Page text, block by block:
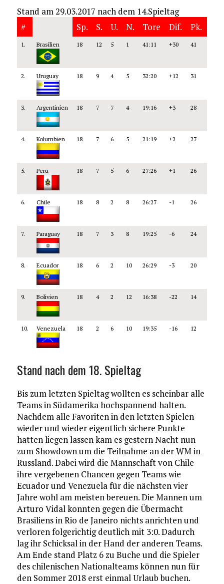
Stand am 29.03.2017 nach dem 14.Spieltag
#
Sp. S. U. N. Tore Dif. Pk.
1. Brasilien 18 12 5 1 41:11 +30 41
2. Uruguay 18 9 4 5 32:20 +12 31
3. Argentinien 18 7 7 4 19:16 +3 28
4. Kolumbien 18 7 6 5 21:19 +2 27
5. Peru 18 7 5 6 27:26 +1 26
6. Chile 18 8 2 8 26:27 -1 26
7. Paraguay 18 7 3 8 19:25 -6 24
8. Ecuador 18 6 2 10 26:29 -3 20
9. Bolivien 18 4 2 12 16:38 -22 14
10. Venezuela 18 2 6 10 19:35 -16 12
Stand nach dem 18. Spieltag
Bis zum letzten Spieltag wollten es scheinbar alle
Teams in Südamerika hochspannend halten.
Nachdem alle Favoriten in den letzten Spielen
wieder und wieder eigentlich sichere Punkte
hatten liegen lassen kam es gestern Nacht nun
zum Showdown um die Teilnahme an der WM in
Russland. Dabei wird die Mannschaft von Chile
ihre vergebenen Chancen gegen Teams wie
Ecuador und Venezuela für die nächsten vier
Jahre wohl am meisten bereuen. Die Mannen um
Arturo Vidal konnten gegen die Übermacht
Brasiliens in Rio de Janeiro nichts anrichten und
verloren folgerichtig deutlich mit 3:0. Dadurch
lag ihr Schicksal in der Hand der anderen Teams.
Am Ende stand Platz 6 zu Buche und die Spieler
des chilenischen Nationalteams können nun für
den Sommer 2018 erst einmal Urlaub buchen.